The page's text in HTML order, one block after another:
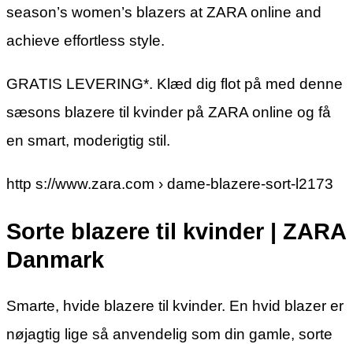
season’s women’s blazers at ZARA online and
achieve effortless style.
GRATIS LEVERING*. Klæd dig flot på med denne
sæsons blazere til kvinder på ZARA online og få
en smart, moderigtig stil.
http s://www.zara.com › dame-blazere-sort-l2173
Sorte blazere til kvinder | ZARA
Danmark
Smarte, hvide blazere til kvinder. En hvid blazer er
nøjagtig lige så anvendelig som din gamle, sorte